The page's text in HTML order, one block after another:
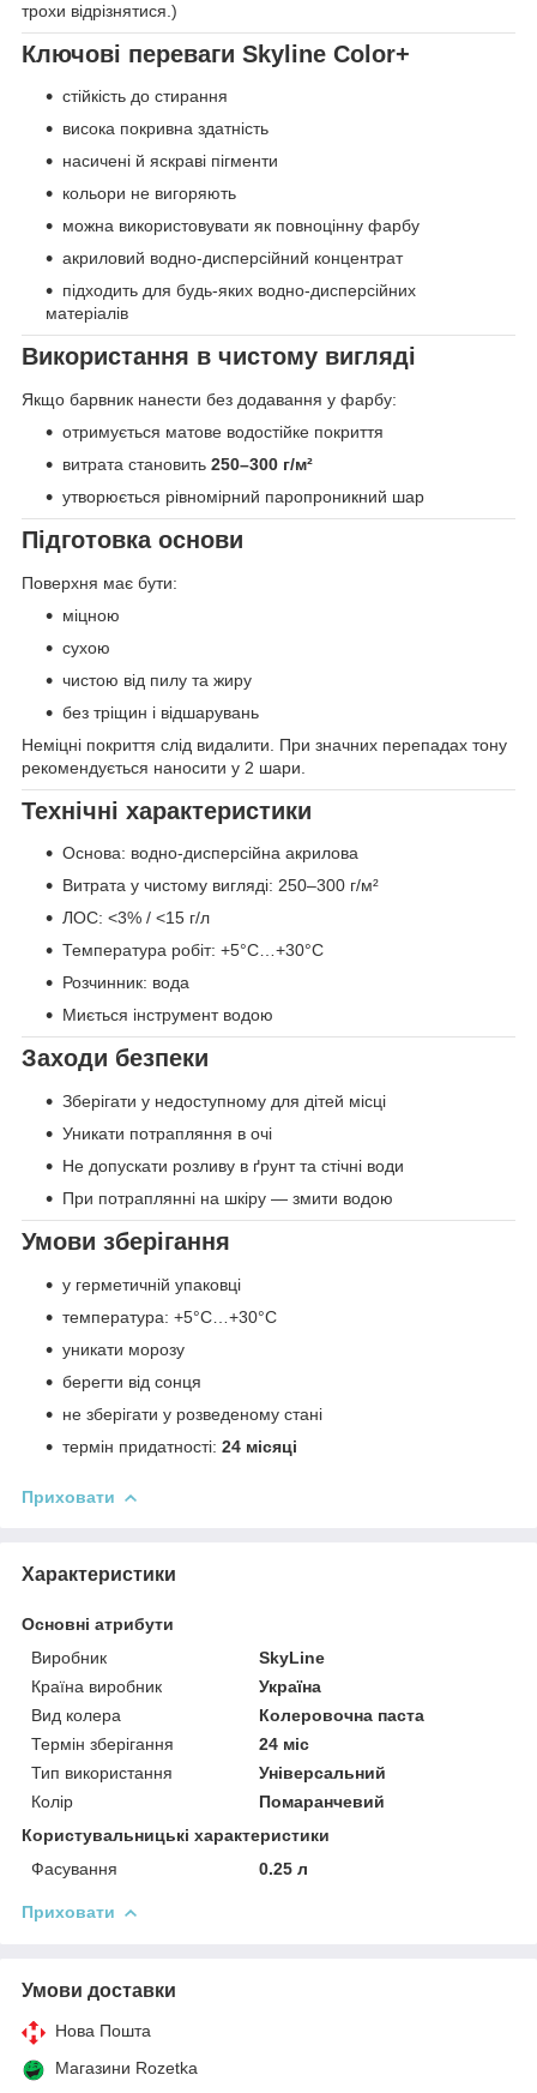
трохи відрізнятися.)
Ключові переваги Skyline Color+
стійкість до стирання
висока покривна здатність
насичені й яскраві пігменти
кольори не вигоряють
можна використовувати як повноцінну фарбу
акриловий водно-дисперсійний концентрат
підходить для будь-яких водно-дисперсійних
матеріалів
Використання в чистому вигляді
Якщо барвник нанести без додавання у фарбу:
отримується матове водостійке покриття
витрата становить 250–300 г/м²
утворюється рівномірний паропроникний шар
Підготовка основи
Поверхня має бути:
міцною
сухою
чистою від пилу та жиру
без тріщин і відшарувань
Неміцні покриття слід видалити. При значних перепадах тону
рекомендується наносити у 2 шари.
Технічні характеристики
Основа: водно-дисперсійна акрилова
Витрата у чистому вигляді: 250–300 г/м²
ЛОС: <3% / <15 г/л
Температура робіт: +5°C…+30°C
Розчинник: вода
Миється інструмент водою
Заходи безпеки
Зберігати у недоступному для дітей місці
Уникати потрапляння в очі
Не допускати розливу в ґрунт та стічні води
При потраплянні на шкіру — змити водою
Умови зберігання
у герметичній упаковці
температура: +5°C…+30°C
уникати морозу
берегти від сонця
не зберігати у розведеному стані
термін придатності: 24 місяці
Приховати
Характеристики
Основні атрибути
Виробник
SkyLine
Країна виробник
Україна
Вид колера
Колеровочна паста
Термін зберігання
24 міс
Тип використання
Універсальний
Колір
Помаранчевий
Користувальницькі характеристики
Фасування
0.25 л
Приховати
Умови доставки
Нова Пошта
Магазини Rozetka